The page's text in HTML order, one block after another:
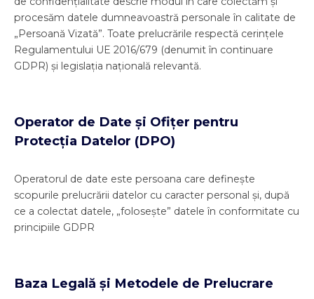
procesăm datele dumneavoastră personale în calitate de
„Persoană Vizată”. Toate prelucrările respectă cerințele
Regulamentului UE 2016/679 (denumit în continuare
GDPR) și legislația națională relevantă.
Operator de Date și Ofițer pentru
Protecția Datelor (DPO)
Operatorul de date este persoana care definește
scopurile prelucrării datelor cu caracter personal și, după
ce a colectat datele, „folosește” datele în conformitate cu
principiile GDPR
Baza Legală și Metodele de Prelucrare